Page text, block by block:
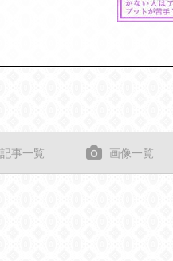
記事一覧 画像一覧